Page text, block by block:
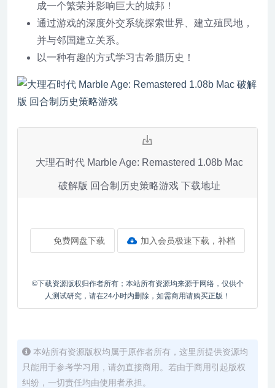
成一个繁荣并影响巨大的城邦！
通过游戏的深度外交系统探索世界、建立殖民地，
并与邻国建立关系。
以一种有趣的方式学习古希腊历史！
大理石时代 Marble Age: Remastered 1.08b Mac
破解版 回合制历史策略游戏 下载地址
免费网盘下载 加入会员极速下载，补档
©下载资源版权归作者所有；本站所有资源均来源于网络，仅供个
人测试研究，请在24小时内删除，如需商用请购买正版！
本站所有资源版权均属于原作者所有，这里所提供资源均
只能用于参考学习用，请勿直接商用。若由于商用引起版权
纠纷，一切责任均由使用者承担。